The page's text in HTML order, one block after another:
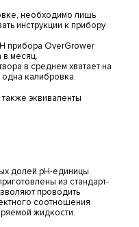
необходимо лишь
инструкции к прибору
прибора OverGrower
в месяц.
в среднем хватает на
калибровка.
эквиваленты
долей pH-единицы.
из стандарт-
проводить
соотношения
жидкости.